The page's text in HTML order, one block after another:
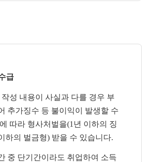
급
성 내용이 사실과 다를 경우 부
추가징수 등 불이익이 발생할 수
따라 형사처벌을(1 년 이하의 징
하의 벌금형) 받을 수 있습니다.
중 단기간이라도 취업하여 소득